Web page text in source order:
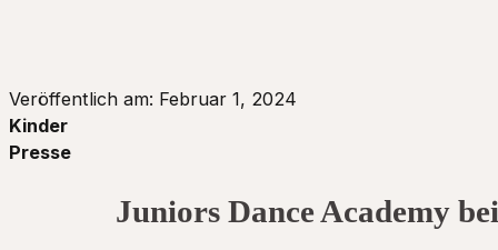
Veröffentlich am: Februar 1, 2024
Kinder
Presse
Juniors Dance Academy